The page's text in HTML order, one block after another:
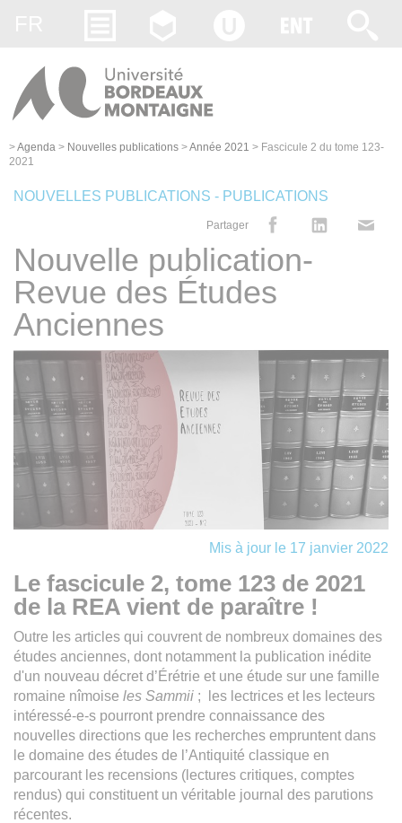
>Agenda > Nouvelles publications >Année 2021 > Fascicule 2 du tome 123-
2021
NOUVELLES PUBLICATIONS - PUBLICATIONS
Partager
Nouvelle publication-
Revue des Études
Anciennes
Mis à jour le 17 janvier 2022
Le fascicule 2, tome 123 de 2021
de la REA vient de paraître !
Outre les articles qui couvrent de nombreux domaines des
études anciennes, dont notamment la publication inédite
d'un nouveau décret d’Érétrie et une étude sur une famille
romaine nîmoise les Sammii ; les lectrices et les lecteurs
intéressé-e-s pourront prendre connaissance des
nouvelles directions que les recherches empruntent dans
le domaine des études de l’Antiquité classique en
parcourant les recensions (lectures critiques, comptes
rendus) qui constituent un véritable journal des parutions
récentes.